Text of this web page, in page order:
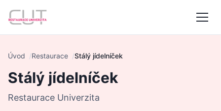
Úvod Restaurace Stálý jídelníček
Stálý jídelníček
Restaurace Univerzita